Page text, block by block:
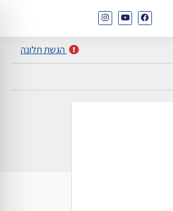
הגשת תלונה